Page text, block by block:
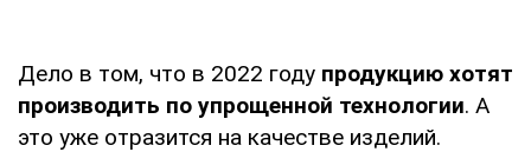
Дело в том, что в 2022 году продукцию хотят
производить по упрощенной технологии. А
это уже отразится на качестве изделий.